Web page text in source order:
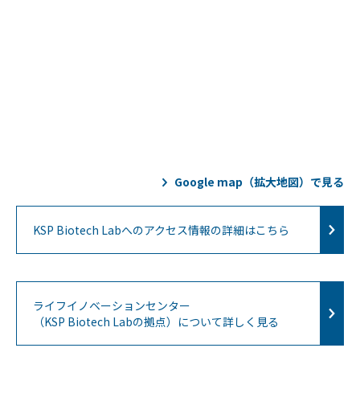
Google map（拡大地図）で見る
KSP Biotech Labへのアクセス情報の詳細はこちら
ライフイノベーションセンター
（KSP Biotech Labの拠点）について詳しく見る